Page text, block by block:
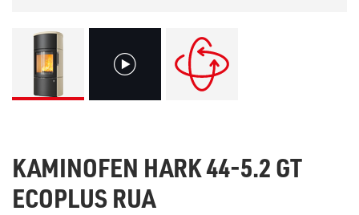
KAMINOFEN HARK 44-5.2 GT
ECOPLUS RUA